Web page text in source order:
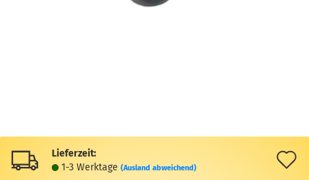
Lieferzeit:
1-3 Werktage (Ausland abweichend)